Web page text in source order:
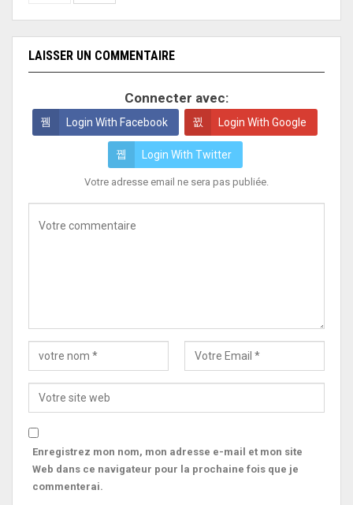
LAISSER UN COMMENTAIRE
Connecter avec:
Login With Facebook Login With Google
Login With Twitter
Votre adresse email ne sera pas publiée.
Enregistrez mon nom, mon adresse e-mail et mon site
Web dans ce navigateur pour la prochaine fois que je
commenterai.